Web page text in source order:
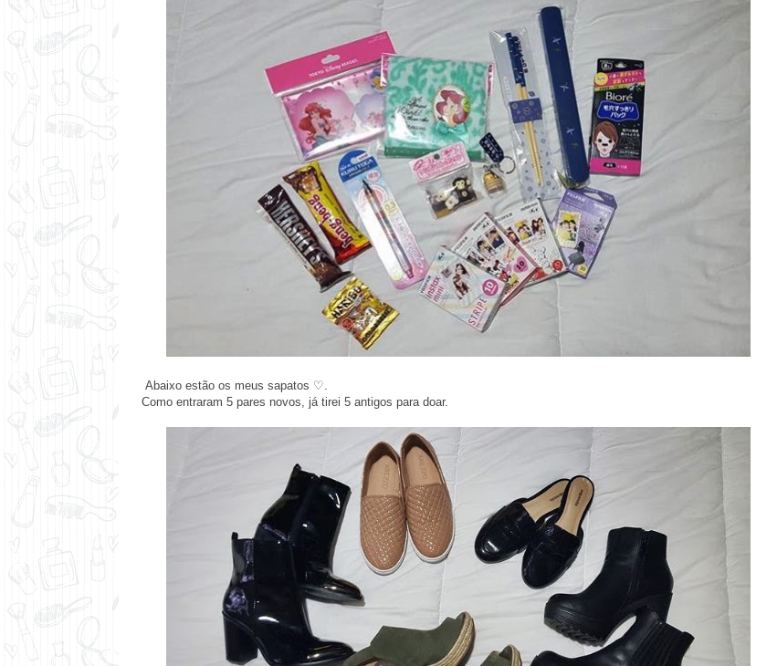
Abaixo estão os meus sapatos ♡.
Como entraram 5 pares novos, já tirei 5 antigos para doar.